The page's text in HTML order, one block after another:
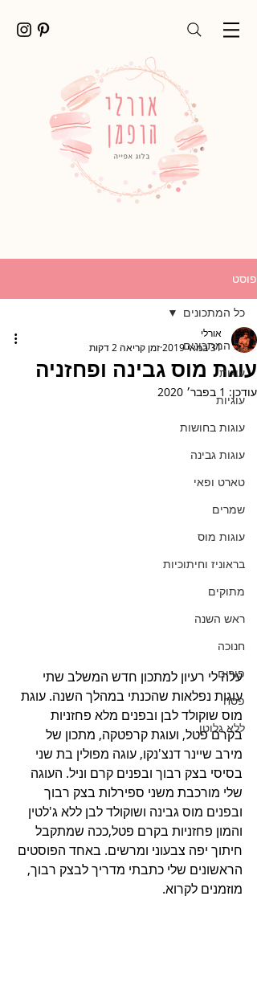
פוסט
כל המתכונים
עוגות
עוגיות
עוגות בחושות
עוגות גבינה
טארט ופאי
שמרים
עוגות מוס
בראוניז וחיתוכיות
מתוקים
ראש השנה
חנוכה
פורים
פסח
ללא גלוטן
כל המתכונים
עוגת מוס גבינה ופחזניה
אורלי
31 במאי 2019
זמן קריאה 2 דקות
עודכן: 1 בפבר׳ 2020
עלה לי רעיון למתכון חדש המשלב שתי
עוגות נפלאות שהכנתי במהלך השנה. עוגת
מוס שוקולד לבן ובפנים מלא פחזניות
בקרם פטל, ועוגת קרפטקה, מתכון של
מירב שיינר דנצ'נקו, עוגה מפולין בת שני
בסיסי בצק רבוך ובפנים קרם וניל. העוגה
שלי מורכבת משני ספירלות בצק רבוך
ובפנים מוס גבינה ושוקולד לבן ללא ג'לטין
והמון פחזניות בקרם פטל,ככה שמתקבל
חיתוך יפה צבעוני ומרשים. באחד הפוסטים
הראשונים שלי כתבתי מדריך לבצק רבוך,
מוזמנים לקרוא.